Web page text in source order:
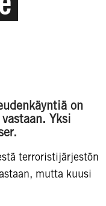
on
Yksi
terroristijärjestön
mutta kuusi